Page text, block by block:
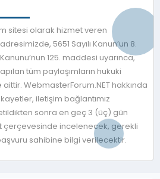
sitesi olarak hizmet veren
5651 Sayılı Kanun’un 8.
125. maddesi uyarınca,
tüm paylaşımların hukuki
WebmasterForum.NET hakkında
iletişim bağlantımız
sonra en geç 3 (üç) gün
çerçevesinde incelenecek, gerekli
sahibine bilgi verilecektir.